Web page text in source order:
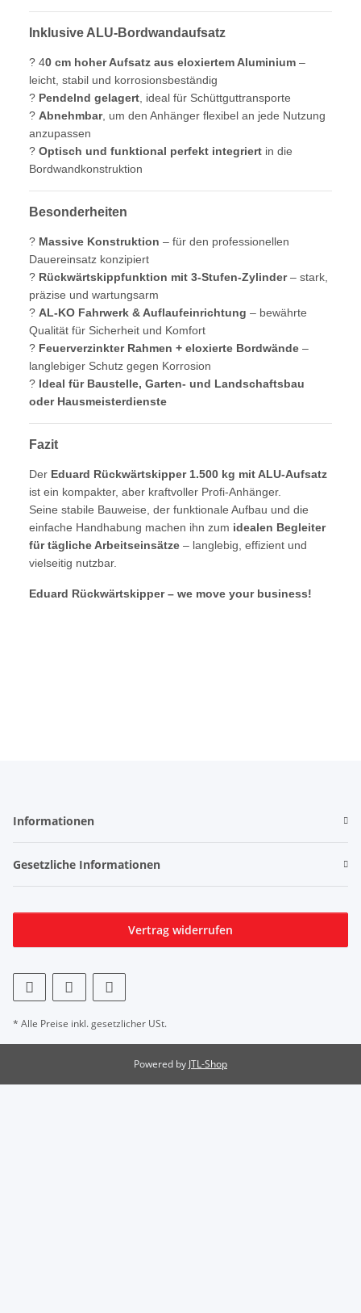
Inklusive ALU-Bordwandaufsatz
? 40 cm hoher Aufsatz aus eloxiertem Aluminium –
leicht, stabil und korrosionsbeständig
? Pendelnd gelagert , ideal für Schüttguttransporte
? Abnehmbar, um den Anhänger flexibel an jede Nutzung
anzupassen
? Optisch und funktional perfekt integriert in die
Bordwandkonstruktion
Besonderheiten
? Massive Konstruktion – für den professionellen
Dauereinsatz konzipiert
? Rückwärtskippfunktion mit 3-Stufen-Zylinder– stark,
präzise und wartungsarm
? AL-KO Fahrwerk & Auflaufeinrichtung – bewährte
Qualität für Sicherheit und Komfort
? Feuerverzinkter Rahmen + eloxierte Bordwände –
langlebiger Schutz gegen Korrosion
? Ideal für Baustelle, Garten- und Landschaftsbau
oder Hausmeisterdienste
Fazit
Der Eduard Rückwärtskipper 1.500 kg mit ALU-Aufsatz
ist ein kompakter, aber kraftvoller Profi-Anhänger.
Seine stabile Bauweise, der funktionale Aufbau und die
einfache Handhabung machen ihn zum idealen Begleiter
für tägliche Arbeitseinsätze – langlebig, effizient und
vielseitig nutzbar.
Eduard Rückwärtskipper – we move your business!
Informationen
Gesetzliche Informationen
Vertrag widerrufen
* Alle Preise inkl. gesetzlicher USt.
Powered by JTL-Shop